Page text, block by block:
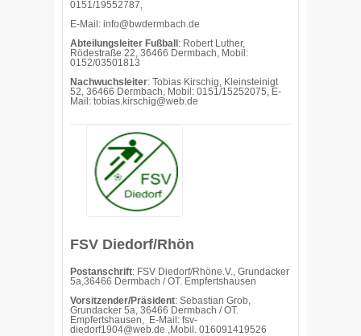
0151/19552787,
E-Mail: info@bwdermbach.de
Abteilungsleiter Fußball : Robert Luther,
Rödestraße 22, 36466 Dermbach, Mobil:
0152/03501813
Nachwuchsleiter: Tobias Kirschig, Kleinsteinigt
52, 36466 Dermbach, Mobil: 0151/15252075, E-
Mail: tobias.kirschig@web.de
FSV Diedorf/Rhön
Postanschrift: FSV Diedorf/Rhöne.V., Grundacker
5a,36466 Dermbach / OT. Empfertshausen
Vorsitzender/Präsident: Sebastian Grob,
Grundacker 5a, 36466 Dermbach / OT.
Empfertshausen, E-Mail: fsv-
diedorf1904@web.de ,Mobil. 016091419526